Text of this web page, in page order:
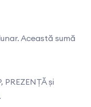
Această sumă
și